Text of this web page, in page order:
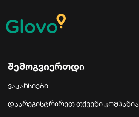
შემოგვიერთდი
ვაკანსიები
დაარეგისტრირეთ თქვენი კომპანია